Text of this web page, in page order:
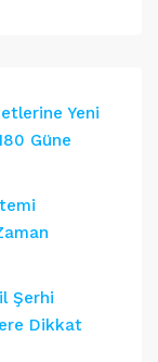
Yeni
Güne
Şerhi
Dikkat